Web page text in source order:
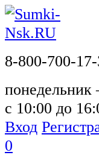
8-800-700-
понедельник
с 10:00 до
Вход
0